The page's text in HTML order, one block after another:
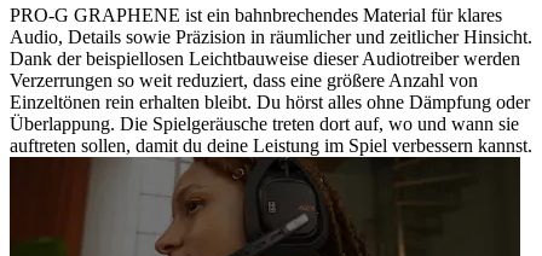
PRO-G GRAPHENE ist ein bahnbrechendes Material für klares
Audio, Details sowie Präzision in räumlicher und zeitlicher Hinsicht.
Dank der beispiellosen Leichtbauweise dieser Audiotreiber werden
Verzerrungen so weit reduziert, dass eine größere Anzahl von
Einzeltönen rein erhalten bleibt. Du hörst alles ohne Dämpfung oder
Überlappung. Die Spielgeräusche treten dort auf, wo und wann sie
auftreten sollen, damit du deine Leistung im Spiel verbessern kannst.